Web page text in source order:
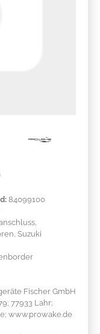
84099100
Suzuki
Fischer GmbH
77933 Lahr;
www.prowake.de